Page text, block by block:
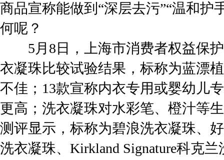
商品宣称能做到“深层去污”“温和护
何呢？
5月8日，上海市消费者权益保护
衣凝珠比较试验结果，标称为蓝漂
不佳；13款宣称内衣专用或婴幼儿
更高；洗衣凝珠对水彩笔、橙汁等
测评显示，标称为碧浪洗衣凝珠、
洗衣凝珠、Kirkland Signature科克